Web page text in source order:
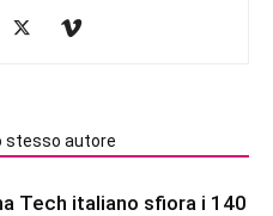
stesso autore
Tech italiano sfiora i 140